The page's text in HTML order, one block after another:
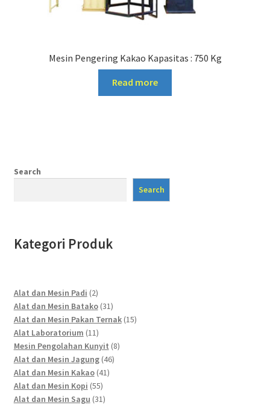
Mesin Pengering Kakao Kapasitas : 750 Kg
Read more
Search
Search
Kategori Produk
Alat dan Mesin Padi 22
products
Alat dan Mesin Batako 3131
products
Alat dan Mesin Pakan Ternak 1515
Alat Laboratorium 1111
products
Mesin Pengolahan Kunyit 88
Alat dan Mesin Jagung 4646
Alat dan Mesin Kakao 4141
Alat dan Mesin Kopi 5555
products
Alat dan Mesin Sagu 3131